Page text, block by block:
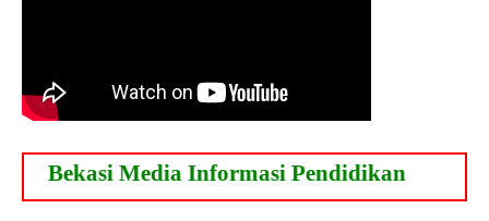
asi Media Info rmasi Pendidikan